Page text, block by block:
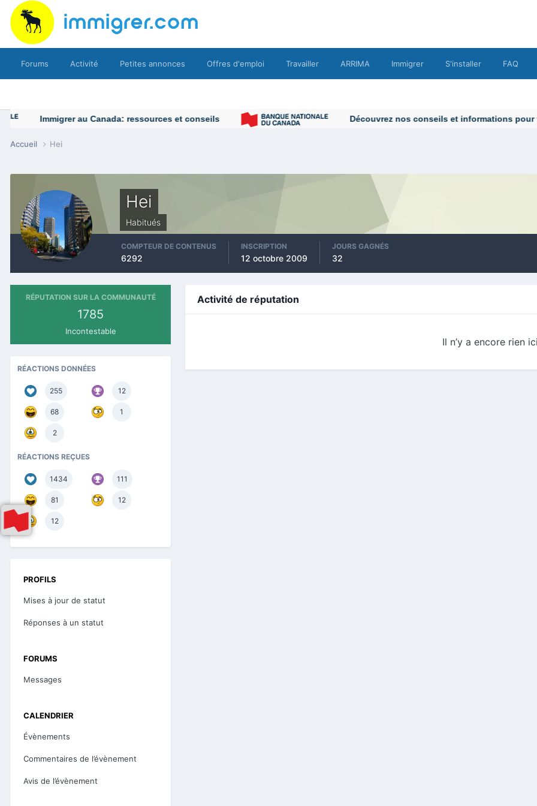
Forums Activité Petites annonces Offres d'emploi Travailler ARRIMA Immigrer S'installer FAQ
Immigrer au Canada: ressources et conseils Découvrez nos conseils et informations pour
Accueil Hei
Hei
Habitués
COMPTEUR DE CONTENUS
6292
INSCRIPTION
12 octobre 2009
JOURS GAGNÉS
32
RÉPUTATION SUR LA COMMUNAUTÉ
1785
Incontestable
RÉACTIONS DONNÉES
255 12
68 1
2
RÉACTIONS REÇUES
1434 111
81 12
12
PROFILS
Mises à jour de statut
Réponses à un statut
FORUMS
Messages
CALENDRIER
Évènements
Commentaires de l’évènement
Avis de l’évènement
Activité de réputation
Il n’y a encore rien